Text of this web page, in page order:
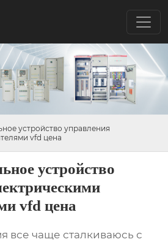
устройство управления
vfd цена
устройство
vfd цена
все чаще сталкиваюсь с